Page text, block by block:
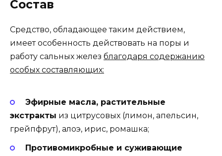
Состав
Средство, обладающее таким действием,
имеет особенность действовать на поры и
работу сальных желез благодаря содержанию
особых составляющих:
Эфирные масла, растительные
экстракты из цитрусовых (лимон, апельсин,
грейпфрут), алоэ, ирис, ромашка;
Противомикробные и суживающие